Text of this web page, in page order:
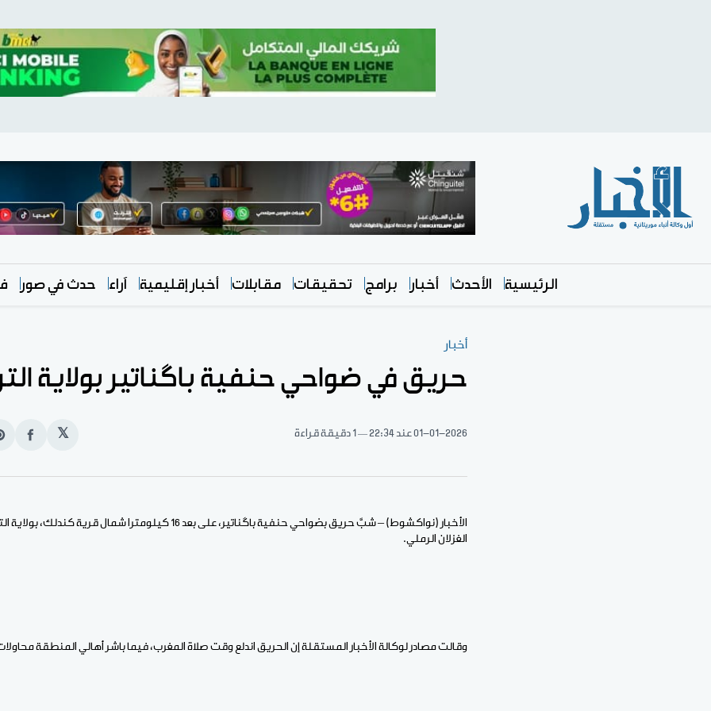
الرئيسية الأحدث أخبار برامج تحقيقات مقابلات أخبار إقليمية آراء حدث في صور
أخبار
حريق في ضواحي حنفية باگناتير بولاية
01-01-2026عند 22:34 1 دقيقة قراءة 𝕏
انشر
الأخبار (نواكشوط) – شبَّ حريق بضواحي حنفية باگناتير، على بعد 16 كيلومترا
الغزلان الرملي.
وقالت مصادر لوكالة الأخبار المستقلة إن الحريق اندلع وقت صلاة المغرب، فيما باشر أهالي المنطقة